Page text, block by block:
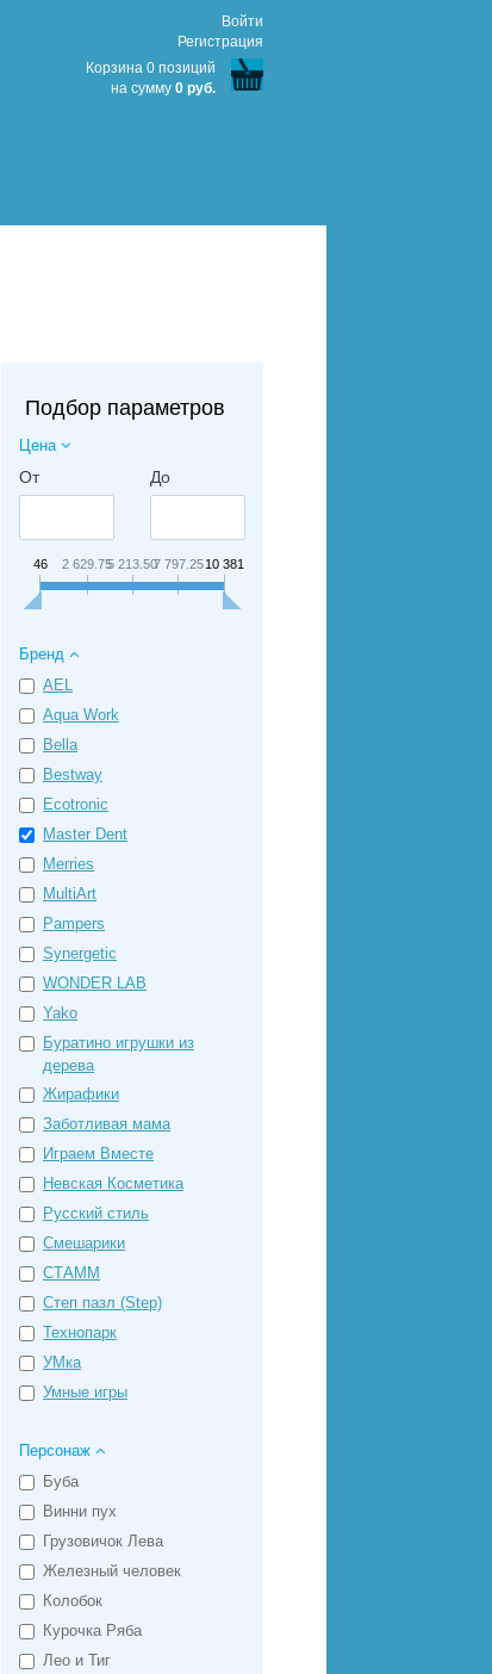
Войти
Регистрация
Корзина 0 позиций
на сумму 0 руб.
Подбор параметров
Цена
От До
46 2 629.755 213.507 797.2510 381
Бренд
AEL
Aqua Work
Bella
Bestway
Ecotronic
Master Dent
Merries
MultiArt
Pampers
Synergetic
WONDER LAB
Yako
Буратино игрушки из
дерева
Жирафики
Заботливая мама
Играем Вместе
Невская Косметика
Русский стиль
Смешарики
СТАММ
Степ пазл (Step)
Технопарк
УМка
Умные игры
Персонаж
Буба
Винни пух
Грузовичок Лева
Железный человек
Колобок
Курочка Ряба
Лео и Тиг